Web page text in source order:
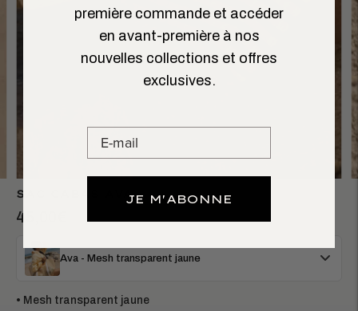
SAC CABAS AVA
45,00€
Ava - Mesh transparent jaune
• Mesh transparent jaune
première commande et accéder
en avant-première à nos
nouvelles collections et offres
exclusives.
JE M'ABONNE